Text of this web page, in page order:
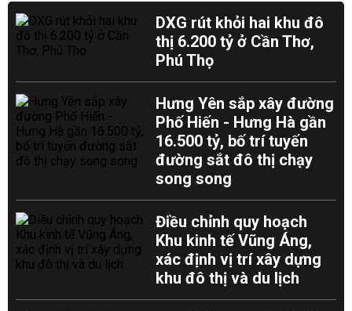
DXG rút khỏi hai khu đô
thị 6.200 tỷ ở Cần Thơ,
Phú Thọ
Hưng Yên sắp xây đường
Phố Hiến - Hưng Hà gần
16.500 tỷ, bố trí tuyến
đường sắt đô thị chạy
song song
Điều chỉnh quy hoạch
Khu kinh tế Vũng Áng,
xác định vị trí xây dựng
khu đô thị và du lịch